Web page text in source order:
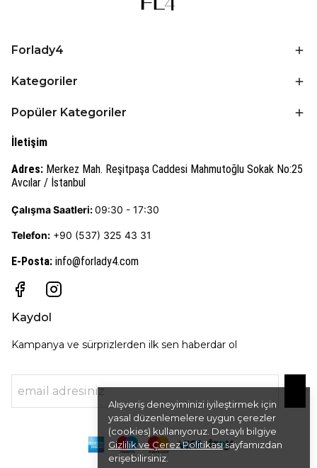
Alışveriş deneyiminizi iyileştirmek için
yasal düzenlemelere uygun çerezler
(cookies) kullanıyoruz. Detaylı bilgiye
Gizlilik ve Çerez Politikasısayfamızdan
erişebilirsiniz.
Forlady4
Kategoriler
Popüler Kategoriler
İletişim
Adres: Merkez Mah. Reşitpaşa Caddesi Mahmutoğlu Sokak No:25
Avcılar / İstanbul
Çalışma Saatleri:09:30 - 17:30
Telefon: +90 (537) 325 43 31
E-Posta: info@forlady4.com
Kaydol
Kampanya ve sürprizlerden ilk sen haberdar ol